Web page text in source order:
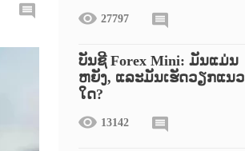
27797
ບັນຊີ Forex Mini: ມັນແມ່ນ
ຫຍັງ, ແລະມັນເຮັດວຽກແນວ
ໃດ?
13142